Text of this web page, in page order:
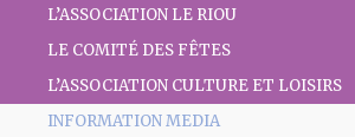
L’ASSOCIATION LE RIOU
LE COMITÉ DES FÊTES
L’ASSOCIATION CULTURE ET LOISIRS
INFORMATION MEDIA